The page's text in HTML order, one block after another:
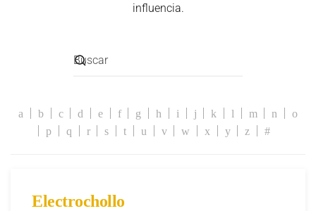
influencia.
a b c d e f g h i j k l m n
o
p
q r s t u v w x y z #
Electrochollo